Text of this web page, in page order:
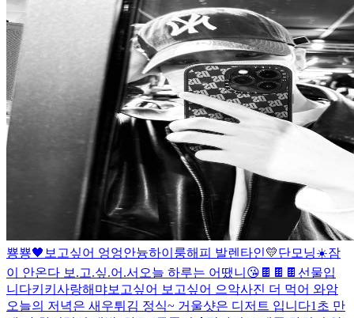
뿅뿅🖤 보고싶어 엉엉안늉하이룽해피 발렌타인💛단모닝☀️잠
이 안온다 보.고.싶.어.서 오늘 하루는 어땠니 😘 🍫🍫🍫선물입
니다키키 사랑해 먀보고싶어 보고싶어 으악사진 더 먹어 와암
오늘의 저녁은 새우튀김 정식~ 거울샷은 디저트 입니다1초 만